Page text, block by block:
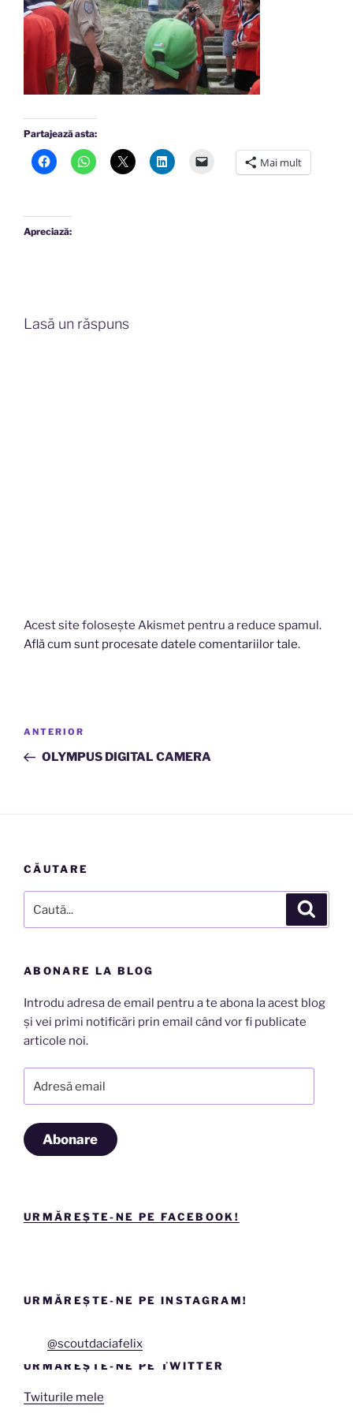
Partajează asta:
Mai mult
Apreciază:
Lasă un răspuns
Acest site folosește Akismet pentru a reduce spamul.
Află cum sunt procesate datele comentariilor tale.
Navigare
articole
Articolul
anterior
ANTERIOR
OLYMPUS DIGITAL CAMERA
CĂUTARE
după:
ABONARE LA BLOG
Introdu adresa de email pentru a te abona la acest blog
și vei primi notificări prin email când vor fi publicate
articole noi.
Abonare
URMĂREȘTE-NE PE FACEBOOK!
URMĂREȘTE-NE PE INSTAGRAM!
@scoutdaciafelix
URMĂREȘTE-NE PE TWITTER
Twiturile mele